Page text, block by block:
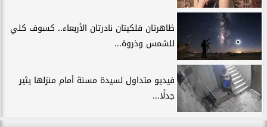
ظاهرتان فلكيتان نادرتان الأربعاء.. كسوف كلي
للشمس وذروة...
فيديو متداول لسيدة مسنة أمام منزلها يثير
جدلًا...